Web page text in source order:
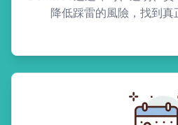
降低踩雷的風險，找到真